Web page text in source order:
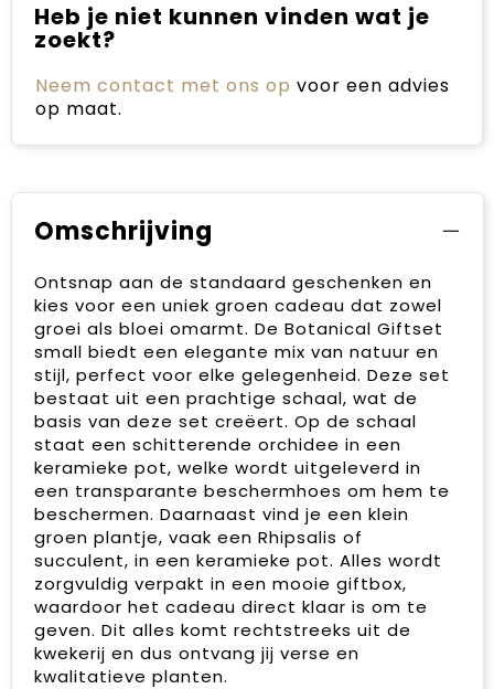
Heb je niet kunnen vinden wat je
zoekt?
Neem contact met ons op voor een advies
op maat.
Omschrijving
Ontsnap aan de standaard geschenken en
kies voor een uniek groen cadeau dat zowel
groei als bloei omarmt. De Botanical Giftset
small biedt een elegante mix van natuur en
stijl, perfect voor elke gelegenheid. Deze set
bestaat uit een prachtige schaal, wat de
basis van deze set creëert. Op de schaal
staat een schitterende orchidee in een
keramieke pot, welke wordt uitgeleverd in
een transparante beschermhoes om hem te
beschermen. Daarnaast vind je een klein
groen plantje, vaak een Rhipsalis of
succulent, in een keramieke pot. Alles wordt
zorgvuldig verpakt in een mooie giftbox,
waardoor het cadeau direct klaar is om te
geven. Dit alles komt rechtstreeks uit de
kwekerij en dus ontvang jij verse en
kwalitatieve planten.